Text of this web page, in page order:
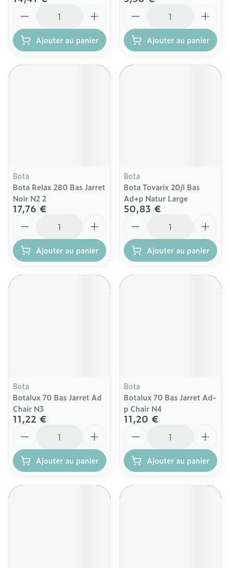
Ajouter au panier Ajouter au panier
Bota
Bota Relax 280 Bas Jarret
Noir N2 2
17,76 €
Ajouter au panier
Bota
Bota Tovarix 20/i Bas
Ad+p Natur Large
50,83 €
Ajouter au panier
Bota
Botalux 70 Bas Jarret Ad
Chair N3
11,22 €
Ajouter au panier
Bota
Botalux 70 Bas Jarret Ad-
p Chair N4
11,20 €
Ajouter au panier